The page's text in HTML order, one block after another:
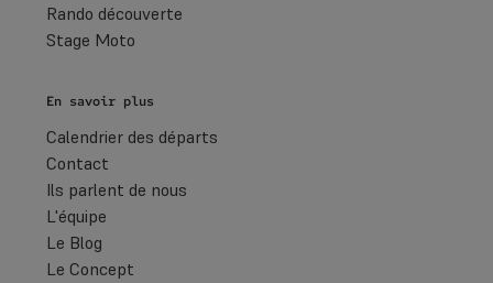
Rando découverte
Stage Moto
En savoir plus
Calendrier des départs
Contact
Ils parlent de nous
L'équipe
Le Blog
Le Concept